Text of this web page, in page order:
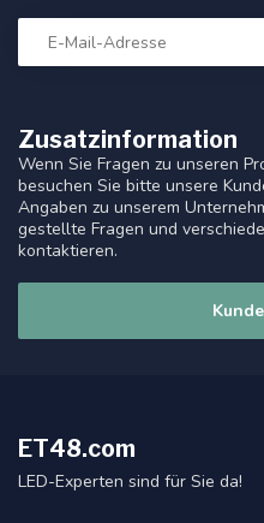
Zusatzinformation
Wenn Sie Fragen zu unseren
besuchen Sie bitte unsere
Angaben zu unserem
gestellte Fragen und
kontaktieren.
ET48.com
LED-Experten sind für Sie da!